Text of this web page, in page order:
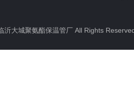
沂大城聚氨酯保温管厂 All Rights